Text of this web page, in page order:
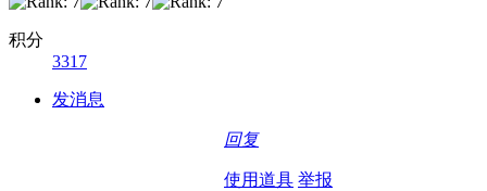
积分
3317
发消息
回复
使用道具 举报